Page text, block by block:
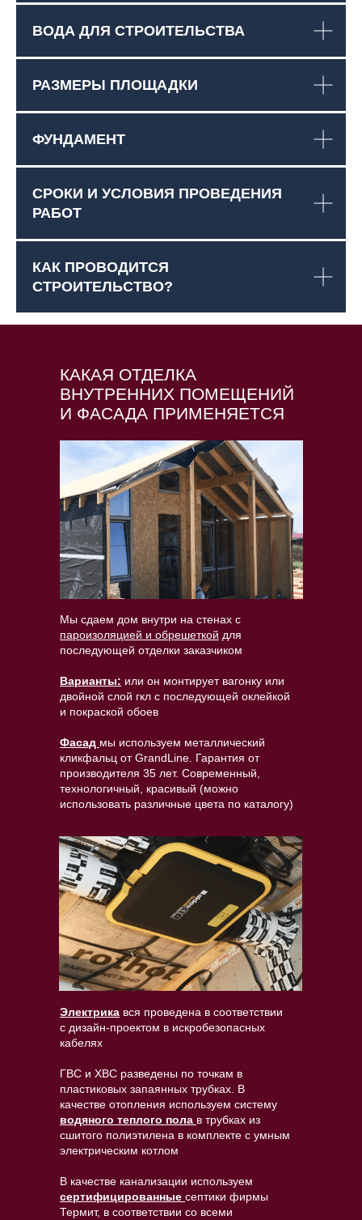
ВОДА ДЛЯ СТРОИТЕЛЬСТВА
РАЗМЕРЫ ПЛОЩАДКИ
ФУНДАМЕНТ
СРОКИ И УСЛОВИЯ ПРОВЕДЕНИЯ
РАБОТ
КАК ПРОВОДИТСЯ
СТРОИТЕЛЬСТВО?
КАКАЯ ОТДЕЛКА
ВНУТРЕННИХ ПОМЕЩЕНИЙ
И ФАСАДА ПРИМЕНЯЕТСЯ
Мы сдаем дом внутри на стенах с
пароизоляцией и обрешеткой для
последующей отделки заказчиком
Варианты: или он монтирует вагонку или
двойной слой гкл с последующей оклейкой
и покраской обоев
Фасад мы используем металлический
кликфальц от GrandLine. Гарантия от
производителя 35 лет. Современный,
технологичный, красивый (можно
использовать различные цвета по каталогу)
Электрика вся проведена в соответствии
с дизайн-проектом в искробезопасных
кабелях
ГВС и ХВС разведены по точкам в
пластиковых запаянных трубках. В
качестве отопления используем систему
водяного теплого пола в трубках из
сшитого полиэтилена в комплекте с умным
электрическим котлом
В качестве канализации используем
сертифицированные септики фирмы
Термит, в соответствии со всеми